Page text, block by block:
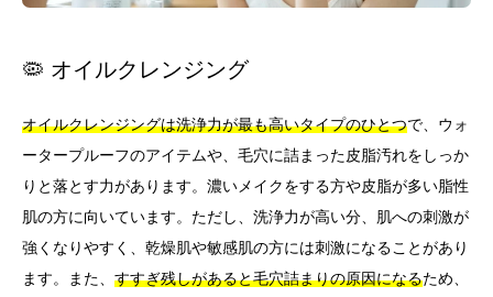
🦠 オイルクレンジング
オイルクレンジングは洗浄力が最も高いタイプのひとつで、ウォ
ータープルーフのアイテムや、毛穴に詰まった皮脂汚れをしっか
りと落とす力があります。濃いメイクをする方や皮脂が多い脂性
肌の方に向いています。ただし、洗浄力が高い分、肌への刺激が
強くなりやすく、乾燥肌や敏感肌の方には刺激になることがあり
ます。また、 すすぎ残しがあると毛穴詰まりの原因になるため、